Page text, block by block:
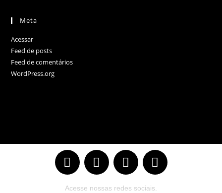
Meta
Acessar
Feed de posts
Feed de comentários
WordPress.org
Acesse nossas redes sociais.